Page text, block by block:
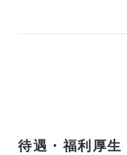
待遇・福利厚生